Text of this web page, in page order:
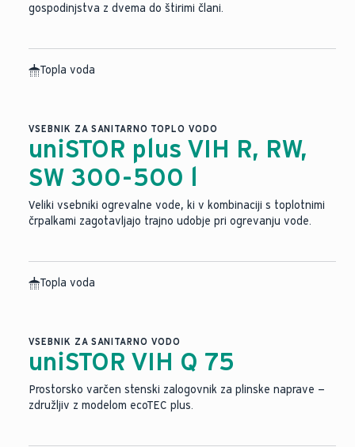
gospodinjstva z dvema do štirimi člani.
Topla voda
VSEBNIK ZA SANITARNO TOPLO VODO
uniSTOR plus VIH R, RW,
SW 300-500 l
Veliki vsebniki ogrevalne vode, ki v kombinaciji s toplotnimi
črpalkami zagotavljajo trajno udobje pri ogrevanju vode.
Topla voda
VSEBNIK ZA SANITARNO VODO
uniSTOR VIH Q 75
Prostorsko varčen stenski zalogovnik za plinske naprave —
združljiv z modelom ecoTEC plus.